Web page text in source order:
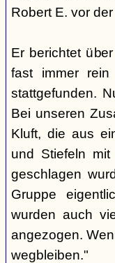
Robert E. vor
Er berichtet
fast immer rein
stattgefunden.
Bei unseren
Kluft, die aus
und Stiefeln
geschlagen
Gruppe
wurden auch
angezogen.
wegbleiben."